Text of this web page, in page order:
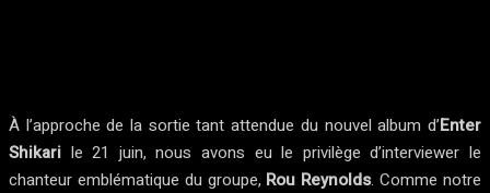
À l’approche de la sortie tant attendue du nouvel album d’Enter
Shikari le 21 juin, nous avons eu le privilège d’interviewer le
chanteur emblématique du groupe, Rou Reynolds. Comme notre